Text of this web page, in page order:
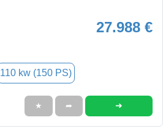
27.988 €
110 kw (150 PS)
★ ➦ ➜